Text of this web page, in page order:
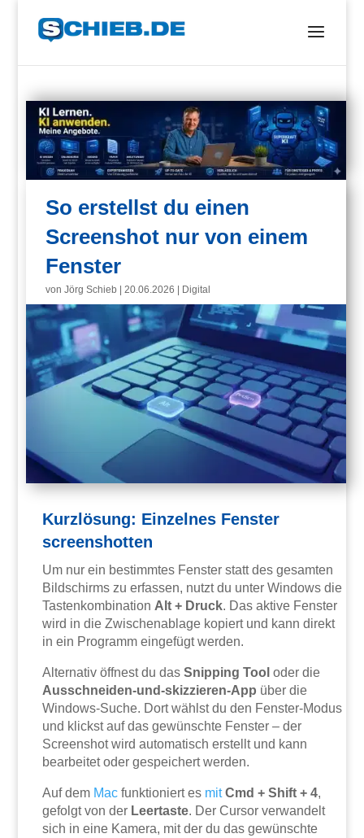
So erstellst du einen
Screenshot nur von einem
Fenster
vonJörg Schieb |20.06.2026 Digital
Kurzlösung: Einzelnes Fenster
screenshotten
Um nur ein bestimmtes Fenster statt des gesamten
Bildschirms zu erfassen, nutzt du unter Windows die
Tastenkombination Alt + Druck. Das aktive Fenster
wird in die Zwischenablage kopiert und kann direkt
in ein Programm eingefügt werden.
Alternativ öffnest du dasSnipping Tool oder die
Ausschneiden-und-skizzieren-App über die
Windows-Suche. Dort wählst du den Fenster-Modus
und klickst auf das gewünschte Fenster – der
Screenshot wird automatisch erstellt und kann
bearbeitet oder gespeichert werden.
Auf dem Mac funktioniert es mit Cmd + Shift + 4,
gefolgt von der Leertaste. Der Cursor verwandelt
sich in eine Kamera, mit der du das gewünschte